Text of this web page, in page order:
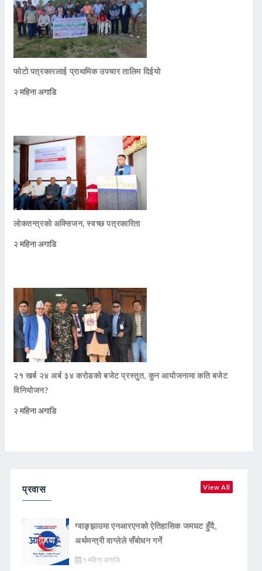
फोटो पत्रकारलाई प्राथमिक उपचार तालिम दिईयो
२ महिना अगाडि
लोकतन्त्रको अक्सिजन, स्वच्छ पत्रकारिता
२ महिना अगाडि
२१ खर्ब २४ अर्ब ३४ करोडको बजेट प्रस्तुत, कुन आयोजनामा कति बजेट
विनियोजन?
२ महिना अगाडि
प्रवास View All
ग्वाङ्झाउमा एनआरएनको ऐतिहासिक जमघट हुँदै,
अर्थमन्त्री वाग्लेले सँबोधन गर्ने
१ महिना अगाडि